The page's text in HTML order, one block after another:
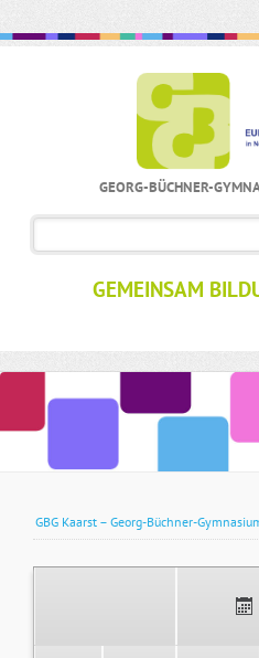
GEORG-BÜCHNER-
GEMEINSAM
GBG Kaarst – Georg-Büchner-